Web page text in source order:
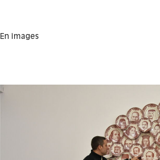
En images